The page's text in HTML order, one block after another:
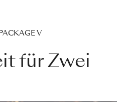
V
für Zwei